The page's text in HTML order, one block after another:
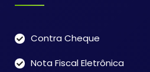
Contra Cheque
Nota Fiscal Eletrônica